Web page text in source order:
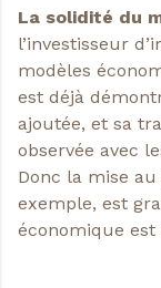
La solidité du
l’investisseur
modèles
est déjà
ajoutée, et sa
observée avec
Donc la mise
exemple, est
économique